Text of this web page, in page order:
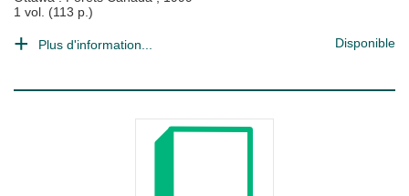
1 vol. (113 p.)
Plus d'information... Disponible